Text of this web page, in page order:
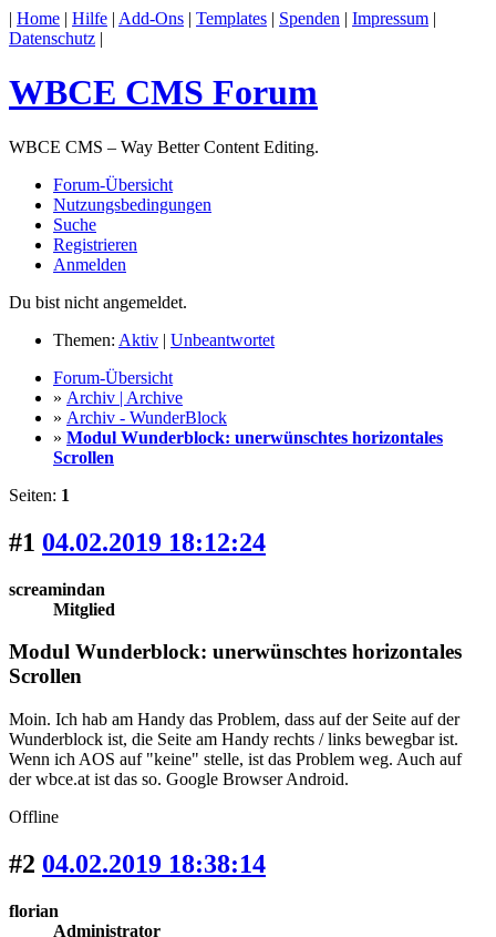
| Home | Hilfe | Add-Ons | Templates | Spenden | Impressum |
Datenschutz |
WBCE CMS Forum
WBCE CMS – Way Better Content Editing.
Forum-Übersicht
Nutzungsbedingungen
Suche
Registrieren
Anmelden
Du bist nicht angemeldet.
Themen: Aktiv | Unbeantwortet
Forum-Übersicht
» Archiv | Archive
» Archiv - WunderBlock
» Modul Wunderblock: unerwünschtes horizontales
Scrollen
Seiten: 1
#1 04.02.2019 18:12:24
screamindan
Mitglied
Modul Wunderblock: unerwünschtes horizontales
Scrollen
Moin. Ich hab am Handy das Problem, dass auf der Seite auf der
Wunderblock ist, die Seite am Handy rechts / links bewegbar ist.
Wenn ich AOS auf "keine" stelle, ist das Problem weg. Auch auf
der wbce.at ist das so. Google Browser Android.
Offline
#2 04.02.2019 18:38:14
florian
Administrator